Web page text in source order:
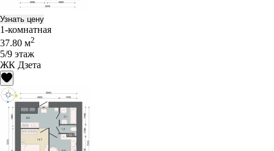
Узнать цену
1-комнатная
37.80 м2
5/9 этаж
ЖК Дзета